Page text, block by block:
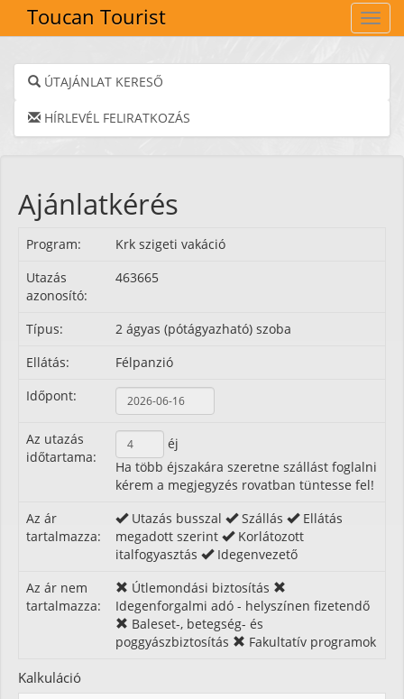
Toucan Tourist
ÚTAJÁNLAT KERESŐ
HÍRLEVÉL FELIRATKOZÁS
Ajánlatkérés
Program:
Krk szigeti vakáció
Utazás
azonosító:
463665
Típus:
2 ágyas (pótágyazható) szoba
Ellátás:
Félpanzió
Időpont:
Az utazás
időtartama:
éj
Ha több éjszakára szeretne szállást foglalni
kérem a megjegyzés rovatban tüntesse fel!
Az ár
tartalmazza:
Utazás busszal Szállás
Ellátás
megadott szerint
Korlátozott
italfogyasztás
Idegenvezető
Az ár nem
tartalmazza:
Útlemondási biztosítás
Idegenforgalmi adó - helyszínen fizetendő
Baleset-, betegség- és
poggyászbiztosítás
Fakultatív programok
Kalkuláció